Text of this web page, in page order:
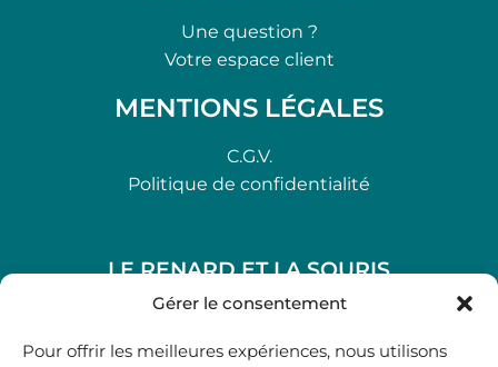
Gérer le consentement
Pour offrir les meilleures expériences, nous utilisons
Une question ?
Votre espace client
MENTIONS LÉGALES
C.G.V.
Politique de confidentialité
LE RENARD ET LA SOURIS
48, rue Maubec 33210 LANGON